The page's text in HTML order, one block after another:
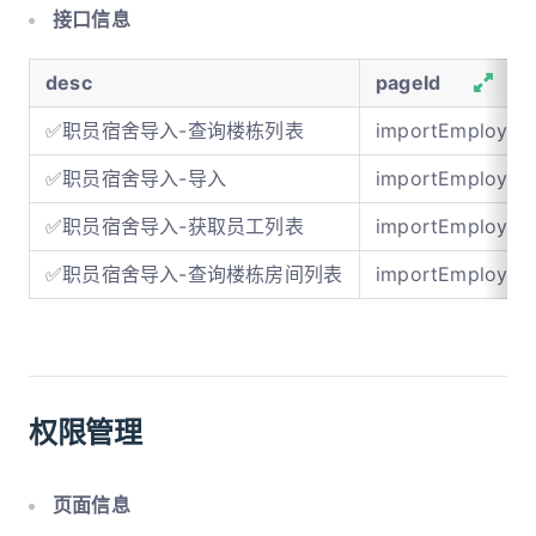
接口信息
desc
pageId
✅职员宿舍导入-查询楼栋列表
✅职员宿舍导入-导入
✅职员宿舍导入-获取员工列表
✅职员宿舍导入-查询楼栋房间列表
权限管理
页面信息